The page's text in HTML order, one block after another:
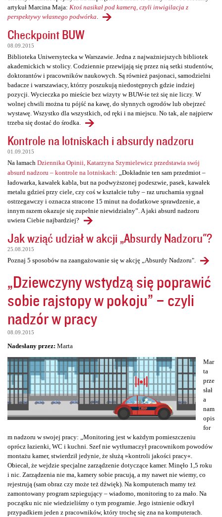
artykuł Marcina Maja: Ktoś nasikał pod kamerą, czyli inwigilacja z
perspektywy własnego podwórka
Checkpoint BUW
08.09.2015
Biblioteka Uniwersytecka w Warszawie. Jedna z najważniejszych bibliotek
akademickich w stolicy. Codziennie przewijają się przez nią setki studentów,
doktorantów i pracowników naukowych. Są również pasjonaci, samodzielni
badacze i warszawiacy, którzy poszukują niedostępnych gdzie indziej
pozycji. Wycieczka po mieście bez wizyty w BUW-ie też się nie liczy. W
wolnej chwili można tu pójść na kawę, do słynnych ogrodów lub obejrzeć
wystawę. Wszystko dla wszystkich, od ręki i na miejscu. No tak, ale najpierw
trzeba się dostać do środka.
Kontrole na lotniskach i absurdy nadzoru
01.09.2015
Na łamach Dziennika Opinii, Katarzyna Szymielewicz przedstawia swój
absurd nadzoru – kontrole na lotniskach: „Dokładnie ten sam przedmiot –
ładowarka, kawałek kabla, but na podwyższonej podeszwie, pasek, kawałek
metalu gdzieś przy ciele, czy coś w kształcie tuby – raz uruchamia sygnał
ostrzegawczy i oznacza stracone 15 minut na dodatkowe sprawdzenie, a
innym razem okazuje się zupełnie niewidzialny”. A jaki absurd nadzoru
uwiera Ciebie najbardziej?
Jak wziąć udział w akcji „Absurdy Nadzoru"?
25.08.2015
Poznaj 5 sposobów na zaangażowanie się w akcję „Absurdy Nadzoru".
„Dziewczyny wstydzą się poprawić
sobie rajstopy w pokoju” – czyli
nadzór w pracy
08.09.2015
Nadesłany przez: Marta
Mar
ta
prze
słał
a
nam
opis
for
m nadzoru w swojej pracy: „Monitoring jest w każdym pomieszczeniu
oprócz łazienki, WC i kuchni. Szef nie wytłumaczył pracownikom powodów
montażu kamer, stwierdził jedynie, że służą »kontroli jakości pracy«.
Obiecał, że wejdzie specjalne zarządzenie dotyczące kamer. Minęło 1,5 roku
i nic. Zarządzenia nie ma, kamery sobie pracują, a my nawet nie wiemy, co
rejestrują (sam obraz czy może też dźwięk). Na komputerach mamy też
zamontowany program szpiegujący – wiadomo, monitoring to za mało. Na
początku nic nie wiedzieliśmy o tym programie. Jego istnienie odkrył
przypadkiem jeden z pracowników, który trochę się zna na komputerach.